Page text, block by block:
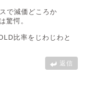
で減価どころか
驚愕。
比率をじわじわと
返信